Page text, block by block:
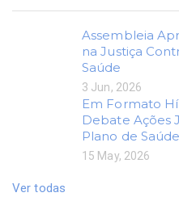
Assembleia
na Justiça
Saúde
3 Jun, 2026
Em Formato
Debate Ações
Plano de Saúde
15 May, 2026
Ver todas